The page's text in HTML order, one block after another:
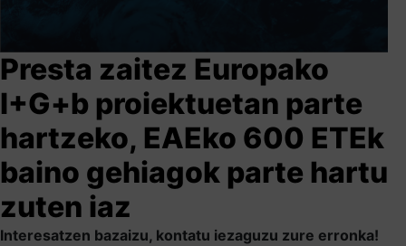
Presta zaitez Europako
I+G+b proiektuetan parte
hartzeko, EAEko 600 ETEk
baino gehiagok parte hartu
zuten iaz
Interesatzen bazaizu, kontatu iezaguzu zure erronka!